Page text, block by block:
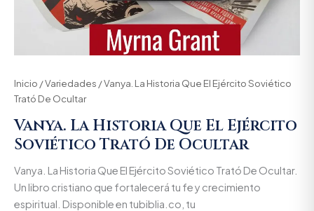
Inicio /Variedades / Vanya. La Historia Que El Ejército Soviético
Trató De Ocultar
Vanya. La Historia Que El Ejército
Soviético Trató De Ocultar
Vanya. La Historia Que El Ejército Soviético Trató De Ocultar.
Un libro cristiano que fortalecerá tu fe y crecimiento
espiritual. Disponible en tubiblia.co, tu